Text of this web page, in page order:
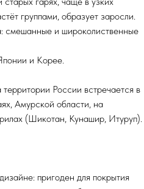
группами, образует заросли.
смешанные и широколиственные
и Корее.
России встречается в
Амурской области, на
(Шикотан, Кунашир, Итуруп).
пригоден для покрытия